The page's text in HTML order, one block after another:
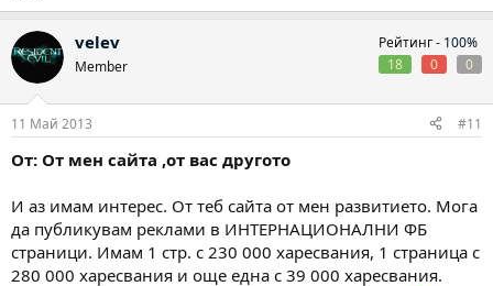
velev
Member
Рейтинг - 100%
18
0 0
11 Май 2013 #11
От: От мен сайта ,от вас другото
И аз имам интерес. От теб сайта от мен развитието. Мога
да публикувам реклами в ИНТЕРНАЦИОНАЛНИ ФБ
страници. Имам 1 стр. с 230 000 харесвания, 1 страница с
280 000 харесвания и още една с 39 000 харесвания.